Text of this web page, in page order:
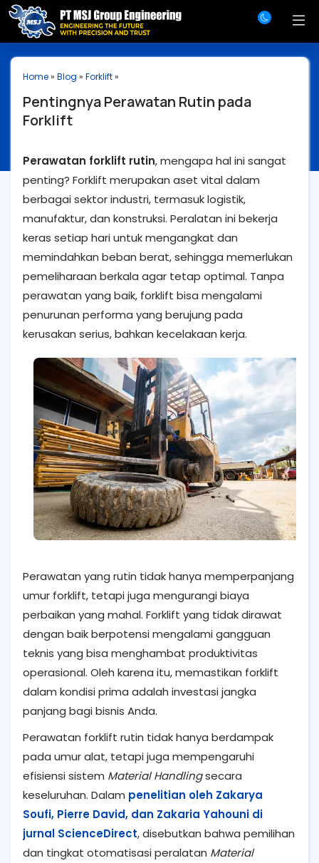
Home» Blog » Forklift»
Pentingnya Perawatan Rutin pada
Forklift
Perawatan forklift rutin, mengapa hal ini sangat
penting? Forklift merupakan aset vital dalam
berbagai sektor industri, termasuk logistik,
manufaktur, dan konstruksi. Peralatan ini bekerja
keras setiap hari untuk mengangkat dan
memindahkan beban berat, sehingga memerlukan
pemeliharaan berkala agar tetap optimal. Tanpa
perawatan yang baik, forklift bisa mengalami
penurunan performa yang berujung pada
kerusakan serius, bahkan kecelakaan kerja.
Perawatan yang rutin tidak hanya memperpanjang
umur forklift, tetapi juga mengurangi biaya
perbaikan yang mahal. Forklift yang tidak dirawat
dengan baik berpotensi mengalami gangguan
teknis yang bisa menghambat produktivitas
operasional. Oleh karena itu, memastikan forklift
dalam kondisi prima adalah investasi jangka
panjang bagi bisnis Anda.
Perawatan forklift rutin tidak hanya berdampak
pada umur alat, tetapi juga mempengaruhi
efisiensi sistem Material Handlingsecara
keseluruhan. Dalam penelitian oleh Zakarya
Soufi, Pierre David, dan Zakaria Yahouni di
jurnal ScienceDirect, disebutkan bahwa pemilihan
dan tingkat otomatisasi peralatan Material